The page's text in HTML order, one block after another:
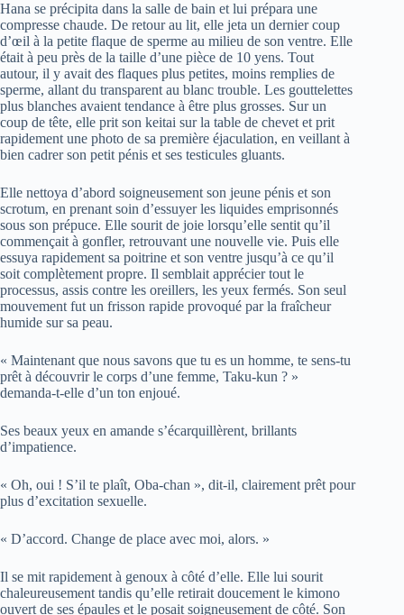
Hana se précipita dans la salle de bain et lui prépara une
compresse chaude. De retour au lit, elle jeta un dernier coup
d’œil à la petite flaque de sperme au milieu de son ventre. Elle
était à peu près de la taille d’une pièce de 10 yens. Tout
autour, il y avait des flaques plus petites, moins remplies de
sperme, allant du transparent au blanc trouble. Les gouttelettes
plus blanches avaient tendance à être plus grosses. Sur un
coup de tête, elle prit son keitai sur la table de chevet et prit
rapidement une photo de sa première éjaculation, en veillant à
bien cadrer son petit pénis et ses testicules gluants.
Elle nettoya d’abord soigneusement son jeune pénis et son
scrotum, en prenant soin d’essuyer les liquides emprisonnés
sous son prépuce. Elle sourit de joie lorsqu’elle sentit qu’il
commençait à gonfler, retrouvant une nouvelle vie. Puis elle
essuya rapidement sa poitrine et son ventre jusqu’à ce qu’il
soit complètement propre. Il semblait apprécier tout le
processus, assis contre les oreillers, les yeux fermés. Son seul
mouvement fut un frisson rapide provoqué par la fraîcheur
humide sur sa peau.
« Maintenant que nous savons que tu es un homme, te sens-tu
prêt à découvrir le corps d’une femme, Taku-kun ? »
demanda-t-elle d’un ton enjoué.
Ses beaux yeux en amande s’écarquillèrent, brillants
d’impatience.
« Oh, oui ! S’il te plaît, Oba-chan », dit-il, clairement prêt pour
plus d’excitation sexuelle.
« D’accord. Change de place avec moi, alors. »
Il se mit rapidement à genoux à côté d’elle. Elle lui sourit
chaleureusement tandis qu’elle retirait doucement le kimono
ouvert de ses épaules et le posait soigneusement de côté. Son